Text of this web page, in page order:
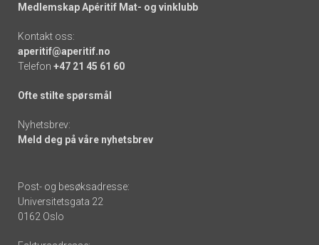
Medlemskap Apéritif Mat- og vinklubb
Kontakt oss:
aperitif@aperitif.no
Telefon +47 21 45 61 60
Ofte stilte spørsmål
Nyhetsbrev:
Meld deg på våre nyhetsbrev
Post- og besøksadresse:
Universitetsgata 22
0162 Oslo